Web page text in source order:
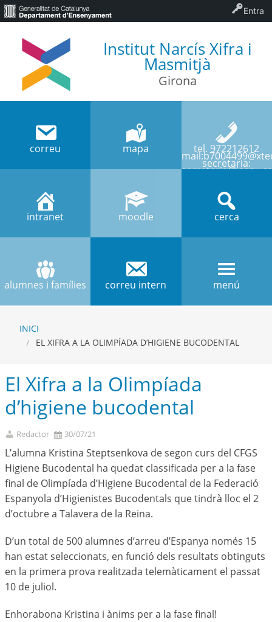
Institut Narcís Xifra i
Masmitjà
Girona
correu mapa tel. 972212612
secretaria:
intranet moodle cerca
alumnes i famílies correu intern menú
INICI
EL XIFRA A LA OLIMPÍADA D’HIGIENE BUCODENTAL
El Xifra a la Olimpíada
d’higiene bucodental
Redactor 30/07/21
L’alumna Kristina Steptsenkova de segon curs del CFGS
Higiene Bucodental ha quedat classificada per a la fase
final de Olimpíada d’Higiene Bucodental de la Federació
Espanyola d’Higienistes Bucodentals que tindrà lloc el 2
d’octubre a Talavera de la Reina.
D’un total de 500 alumnes d’arreu d’Espanya només 15
han estat seleccionats, en funció dels resultats obtinguts
en la primera prova realitzada telemàticament el passat
10 de juliol.
Enhorabona Kristina i ànims per a la fase final!
Entra